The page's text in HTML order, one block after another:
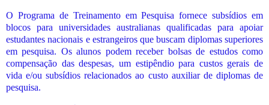
O Programa de Treinamento em Pesquisa fornece subsídios em
blocos para universidades australianas qualificadas para apoiar
estudantes nacionais e estrangeiros que buscam diplomas superiores
em pesquisa. Os alunos podem receber bolsas de estudos como
compensação das despesas, um estipêndio para custos gerais de
vida e/ou subsídios relacionados ao custo auxiliar de diplomas de
pesquisa.